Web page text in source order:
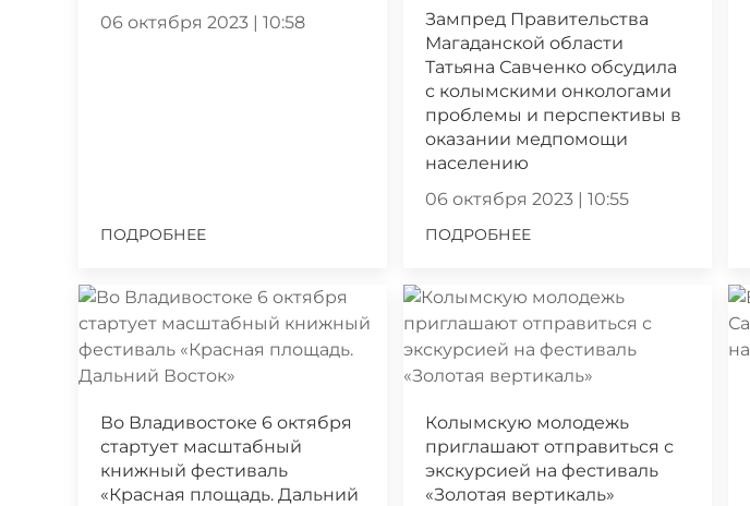
06 октября 2023 | 10:58
ПОДРОБНЕЕ
Зампред Правительства
Магаданской области
Татьяна Савченко обсудила
с колымскими онкологами
проблемы и перспективы в
оказании медпомощи
населению
06 октября 2023 | 10:55
ПОДРОБНЕЕ
Во Владивостоке 6 октября
стартует масштабный
книжный фестиваль
«Красная площадь. Дальний
Колымскую молодежь
приглашают отправиться с
экскурсией на фестиваль
«Золотая вертикаль»